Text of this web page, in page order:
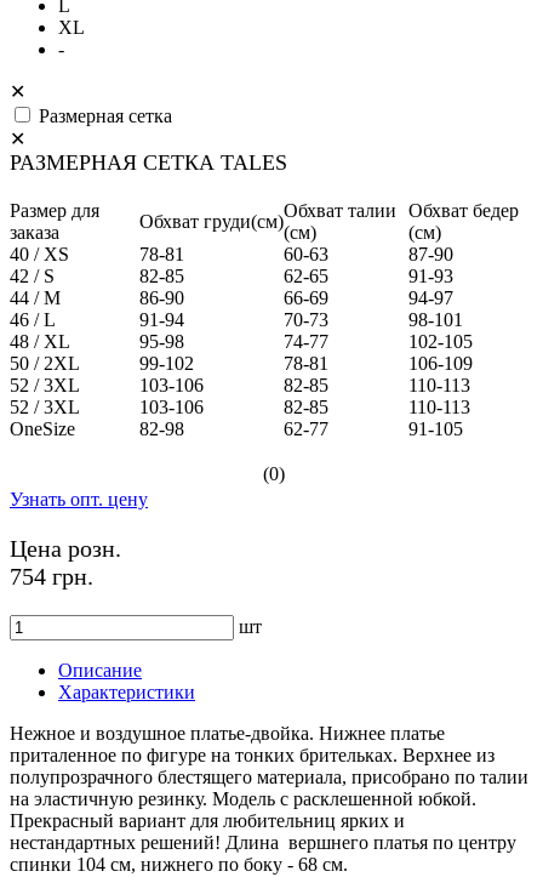
L
XL
-
✕
Размерная сетка
✕
РАЗМЕРНАЯ СЕТКА TALES
Размер для
заказа
Обхват груди(см)
Обхват талии
(см)
Обхват бедер
(см)
40 / XS
78-81 60-63
87-90
42 / S
82-85 62-65
91-93
44 / M
86-90 66-69
94-97
46 / L
91-94 70-73
98-101
48 / XL
95-98 74-77
102-105
50 / 2XL
99-102 78-81
106-109
52 / 3XL
103-106 82-85
110-113
52 / 3XL
103-106 82-85
110-113
OneSize
82-98 62-77 91-105
(0)
Узнать опт. цену
Цена розн.
754 грн.
шт
Описание
Характеристики
Нежное и воздушное платье-двойка. Нижнее платье
приталенное по фигуре на тонких брительках. Верхнее из
полупрозрачного блестящего материала, присобрано по талии
на эластичную резинку. Модель с расклешенной юбкой.
Прекрасный вариант для любительниц ярких и
нестандартных решений! Длина вершнего платья по центру
спинки 104 см, нижнего по боку - 68 см.